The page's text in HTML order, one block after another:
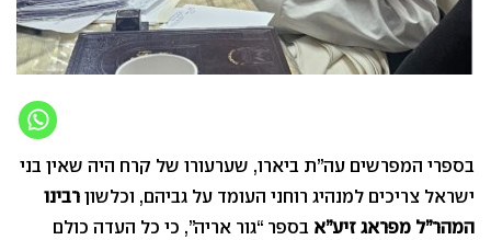
בספרי המפרשים עה”ת ביארו, שערעורו של קרח היה שאין בני
ישראל צריכים למנהיג רוחני העומד על גביהם, וכלשון רבינו
המהר”ל מפראג זיע”א בספר “גור אריה”, כי כל העדה כולם